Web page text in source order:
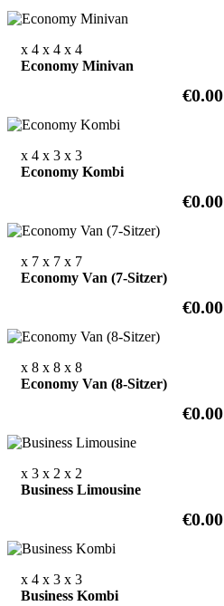
x 4 x 4 x 4
Economy Minivan
€0.00
x 4 x 3 x 3
Economy Kombi
€0.00
x 7 x 7 x 7
Economy Van (7-Sitzer)
€0.00
x 8 x 8 x 8
Economy Van (8-Sitzer)
€0.00
x 3 x 2 x 2
Business Limousine
€0.00
x 4 x 3 x 3
Business Kombi